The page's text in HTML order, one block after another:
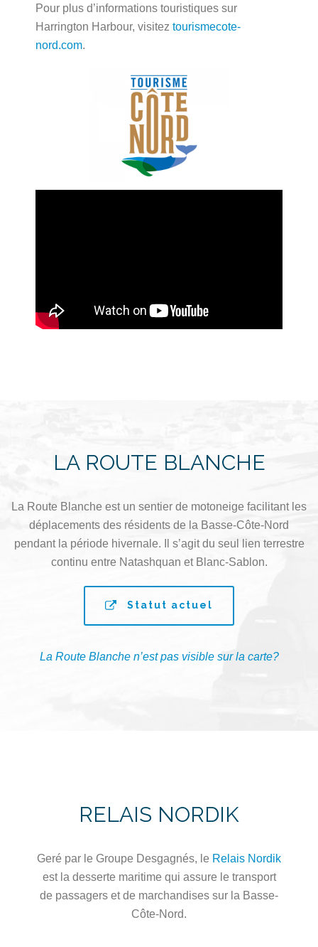
Pour plus d’informations touristiques sur
Harrington Harbour, visitez tourismecote-
nord.com.
LA ROUTE BLANCHE
La Route Blanche est un sentier de motoneige facilitant les
déplacements des résidents de la Basse-Côte-Nord
pendant la période hivernale. Il s’agit du seul lien terrestre
continu entre Natashquan et Blanc-Sablon.
Statut actuel
La Route Blanche n’est pas visible sur la carte?
RELAIS NORDIK
Geré par le Groupe Desgagnés, le Relais Nordik
est la desserte maritime qui assure le transport
de passagers et de marchandises sur la Basse-
Côte-Nord.